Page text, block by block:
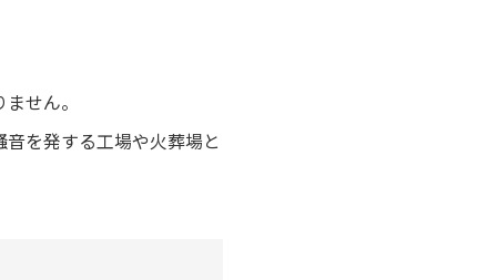
せん。
を発する工場や火葬場と